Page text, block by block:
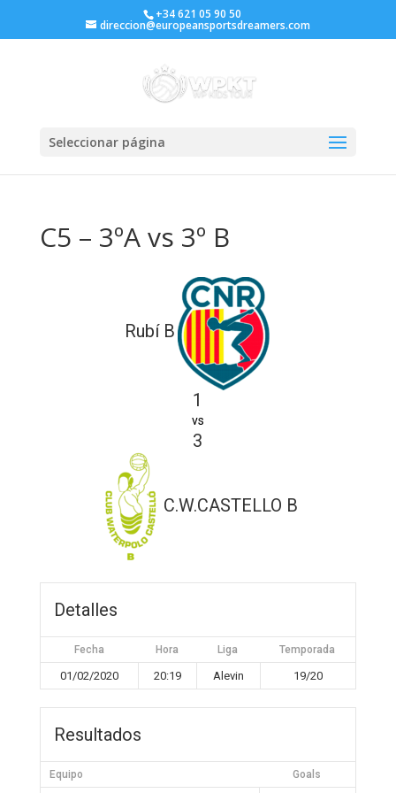
+34 621 05 90 50
direccion@europeansportsdreamers.com
Seleccionar página
C5 – 3ºA vs 3º B
Rubí B
1
vs
3
C.W.CASTELLO B
Detalles
Fecha Hora Liga Temporada
01/02/2020 20:19 Alevin 19/20
Resultados
Equipo Goals